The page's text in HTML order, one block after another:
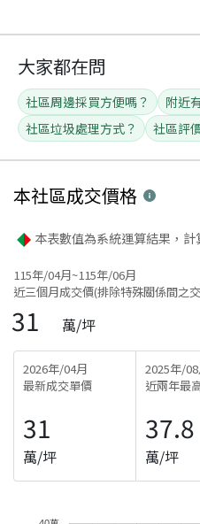
大家都在問
社區周邊採買方便嗎？
附近
社區垃圾處理方式？
社區評
本社區成交價格
本表數值為系統運算結果，
115年/04月~115年/06月
近三個月成交價(排除特殊關係間之
31 萬/坪
2026年/04月
最新成交單價
31
萬/坪
2025年/
近兩年最
37.8
萬/坪